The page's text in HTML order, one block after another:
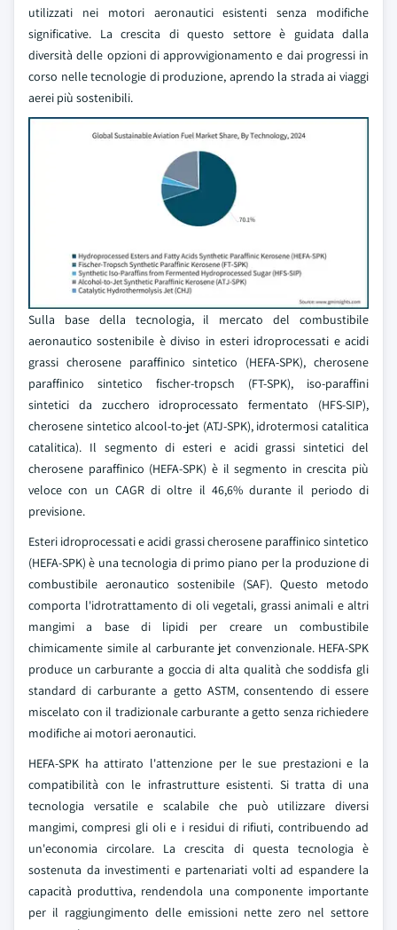
utilizzati nei motori aeronautici esistenti senza modifiche
significative. La crescita di questo settore è guidata dalla
diversità delle opzioni di approvvigionamento e dai progressi in
corso nelle tecnologie di produzione, aprendo la strada ai viaggi
aerei più sostenibili.
Sulla base della tecnologia, il mercato del combustibile
aeronautico sostenibile è diviso in esteri idroprocessati e acidi
grassi cherosene paraffinico sintetico (HEFA-SPK), cherosene
paraffinico sintetico fischer-tropsch (FT-SPK), iso-paraffini
sintetici da zucchero idroprocessato fermentato (HFS-SIP),
cherosene sintetico alcool-to-jet (ATJ-SPK), idrotermosi catalitica
catalitica). Il segmento di esteri e acidi grassi sintetici del
cherosene paraffinico (HEFA-SPK) è il segmento in crescita più
veloce con un CAGR di oltre il 46,6% durante il periodo di
previsione.
Esteri idroprocessati e acidi grassi cherosene paraffinico sintetico
(HEFA-SPK) è una tecnologia di primo piano per la produzione di
combustibile aeronautico sostenibile (SAF). Questo metodo
comporta l'idrotrattamento di oli vegetali, grassi animali e altri
mangimi a base di lipidi per creare un combustibile
chimicamente simile al carburante jet convenzionale. HEFA-SPK
produce un carburante a goccia di alta qualità che soddisfa gli
standard di carburante a getto ASTM, consentendo di essere
miscelato con il tradizionale carburante a getto senza richiedere
modifiche ai motori aeronautici.
HEFA-SPK ha attirato l'attenzione per le sue prestazioni e la
compatibilità con le infrastrutture esistenti. Si tratta di una
tecnologia versatile e scalabile che può utilizzare diversi
mangimi, compresi gli oli e i residui di rifiuti, contribuendo ad
un'economia circolare. La crescita di questa tecnologia è
sostenuta da investimenti e partenariati volti ad espandere la
capacità produttiva, rendendola una componente importante
per il raggiungimento delle emissioni nette zero nel settore